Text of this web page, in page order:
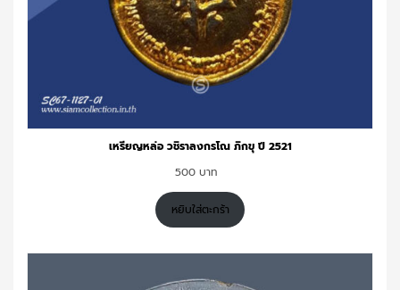
เหรียญหล่อ วชิราลงกรโณ ภิกขุ ปี 2521
500
หยิบใส่ตะกร้า